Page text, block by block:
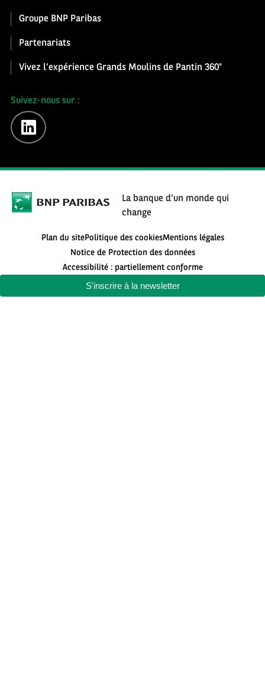
S'inscrire à la newsletter
Groupe BNP Paribas
Partenariats
Vivez l’expérience Grands Moulins de Pantin 360°
Suivez-nous sur :
linkedin
La banque d'un monde qui
change
Plan du sitePolitique des cookiesMentions légales
Notice de Protection des données
Accessibilité : partiellement conforme